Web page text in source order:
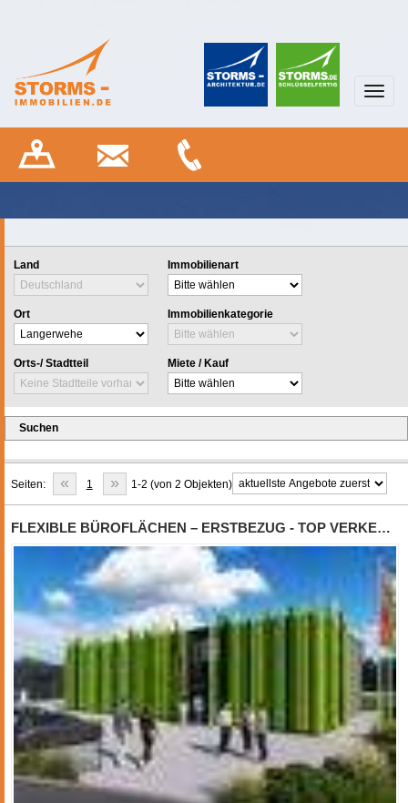
Land
Ort
Orts-/ Stadtteil
Immobilienart
Immobilienkategorie
Miete / Kauf
Suchen
Seiten: « 1 » 1-2 (von 2 Objekten)
FLEXIBLE BÜROFLÄCHEN – ERSTBEZUG - TOP VERKEHRSANBINDUNG